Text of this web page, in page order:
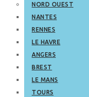
NORD OUEST
NANTES
RENNES
LE HAVRE
ANGERS
BREST
LE MANS
TOURS